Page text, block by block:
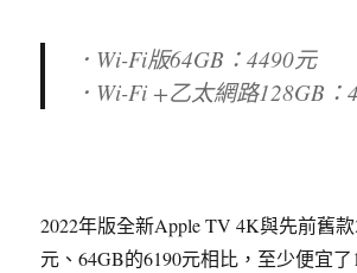
．Wi-Fi版64GB：4490元
．Wi-Fi +乙太網路128GB：
2022年版全新Apple TV 4K與先前舊
元、64GB的6190元相比，至少便宜